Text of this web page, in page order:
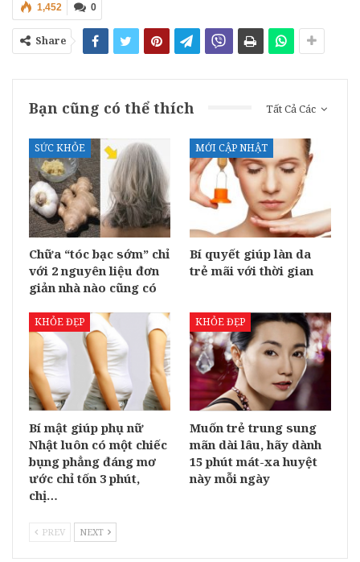
0
1,452
Share
Tất Cả Các
Bạn cũng có thể thích
SỨC KHỎE
Chữa “tóc bạc sớm” chỉ
với 2 nguyên liệu đơn
giản nhà nào cũng có
MỚI CẬP NHẬT
Bí quyết giúp làn da
trẻ mãi với thời gian
KHỎE ĐẸP
Bí mật giúp phụ nữ
Nhật luôn có một chiếc
bụng phẳng đáng mơ
ước chỉ tốn 3 phút,
chị…
KHỎE ĐẸP
Muốn trẻ trung sung
mãn dài lâu, hãy dành
15 phút mát-xa huyệt
này mỗi ngày
PREV NEXT